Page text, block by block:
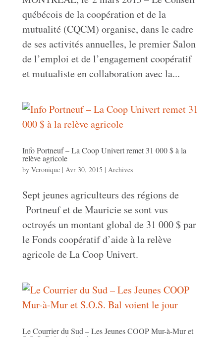
québécois de la coopération et de la
mutualité (CQCM) organise, dans le cadre
de ses activités annuelles, le premier Salon
de l’emploi et de l’engagement coopératif
et mutualiste en collaboration avec la...
Info Portneuf – La Coop Univert remet 31 000 $ à la
relève agricole
by Veronique| Avr 30, 2015 | Archives
Sept jeunes agriculteurs des régions de
Portneuf et de Mauricie se sont vus
octroyés un montant global de 31 000 $ par
le Fonds coopératif d’aide à la relève
agricole de La Coop Univert.
Le Courrier du Sud – Les Jeunes COOP Mur-à-Mur et